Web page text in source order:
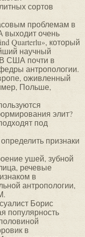
сортов
проблемам в
очень
Quarterlu», который
научный
В США почти в
антропологии.
оживленный
Польше,
элит?
под
признаки
ушей, зубной
речевые
в
антропологии,
Борис
популярность
в